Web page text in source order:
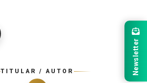
TITULAR / AUTOR Newsletter